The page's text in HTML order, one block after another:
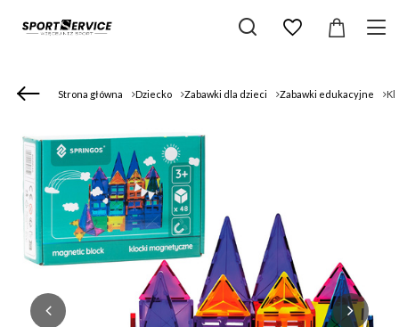
Strona główna Dziecko Zabawki dla dzieci Zabawki edukacyjne